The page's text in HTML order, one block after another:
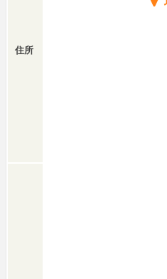
住所